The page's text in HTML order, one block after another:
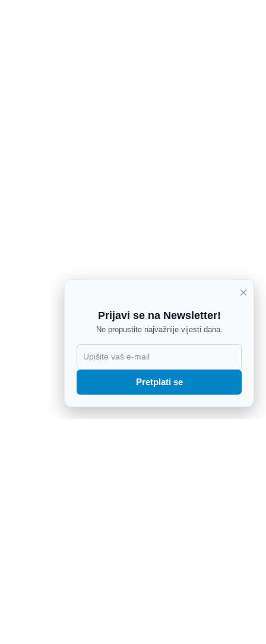
×
Prijavi se na Newsletter!
Ne propustite najvažnije vijesti dana.
Pretplati se